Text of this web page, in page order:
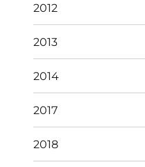
2012
2013
2014
2017
2018